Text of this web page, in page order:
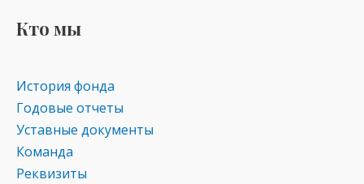
kl
as
s
ni
ki
Кто мы
История фонда
Годовые отчеты
Уставные документы
Команда
Реквизиты